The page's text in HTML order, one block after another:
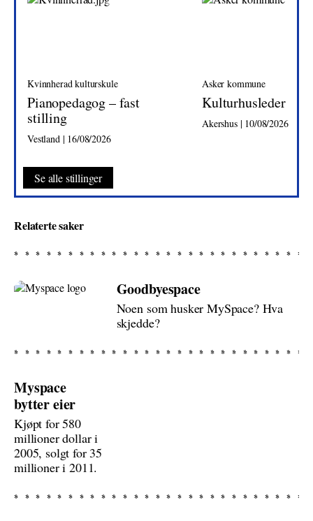
Kvinnherad kulturskule
Pianopedagog – fast
stilling
Vestland | 16/08/2026
Asker kommune
Kulturhusleder
Akershus | 10/08/2026
Se alle stillinger
Relaterte saker
Goodbyespace
Noen som husker MySpace? Hva
skjedde?
Myspace
bytter eier
Kjøpt for 580
millioner dollar i
2005, solgt for 35
millioner i 2011.